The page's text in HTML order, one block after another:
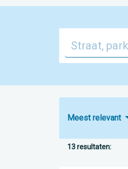
Meest relevant
13 resultaten: